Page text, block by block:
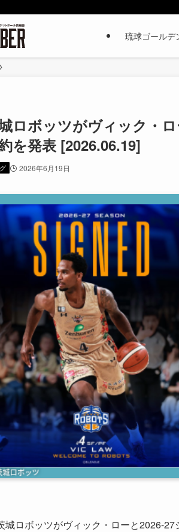
琉球ゴールデ
ロボッツがヴィック・
を発表 [2026.06.19]
2026年6月19日
城ロボッツがヴィック・ローと2026-27